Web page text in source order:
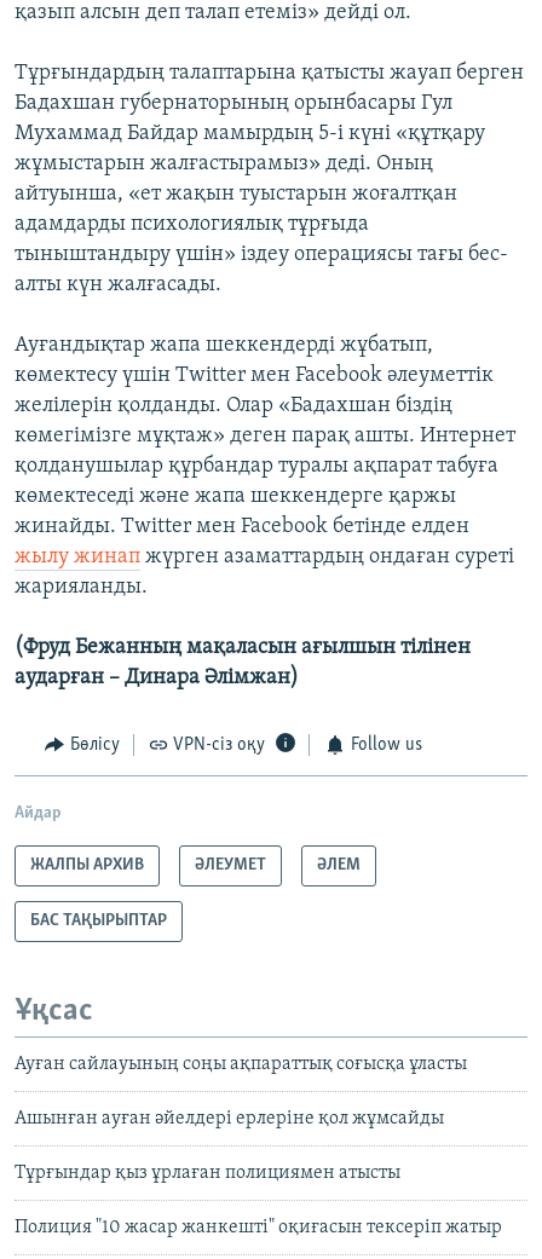
қазып алсын деп талап етеміз» дейді ол.
Тұрғындардың талаптарына қатысты жауап берген
Бадахшан губернаторының орынбасары Гул
Мухаммад Байдар мамырдың 5-і күні «құтқару
жұмыстарын жалғастырамыз» деді. Оның
айтуынша, «ет жақын туыстарын жоғалтқан
адамдарды психологиялық тұрғыда
тыныштандыру үшін» іздеу операциясы тағы бес-
алты күн жалғасады.
Ауғандықтар жапа шеккендерді жұбатып,
көмектесу үшін Twitter мен Facebook әлеуметтік
желілерін қолданды. Олар «Бадахшан біздің
көмегімізге мұқтаж» деген парақ ашты. Интернет
қолданушылар құрбандар туралы ақпарат табуға
көмектеседі және жапа шеккендерге қаржы
жинайды. Twitter мен Facebook бетінде елден
жылу жинап жүрген азаматтардың ондаған суреті
жарияланды.
(Фруд Бежанның мақаласын ағылшын тілінен
аударған – Динара Әлімжан)
Бөлісу VPN-сіз оқу Follow us
Айдар
ЖАЛПЫ АРХИВ ӘЛЕУМЕТ ӘЛЕМ
БАС ТАҚЫРЫПТАР
Ұқсас
Ауған сайлауының соңы ақпараттық соғысқа ұласты
Ашынған ауған әйелдері ерлеріне қол жұмсайды
Тұрғындар қыз ұрлаған полициямен атысты
Полиция "10 жасар жанкешті" оқиғасын тексеріп жатыр